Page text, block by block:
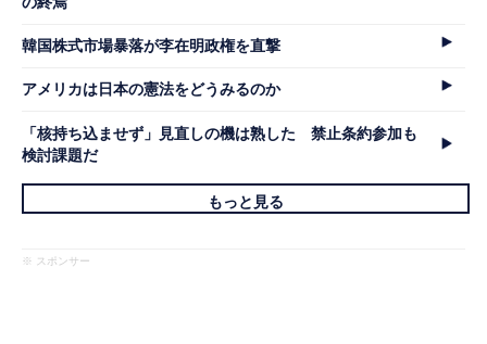
韓国株式市場暴落が李在明政権を直撃
アメリカは日本の憲法をどうみるのか
「核持ち込ませず」見直しの機は熟した 禁止条約参加も
検討課題だ
もっと見る
※ スポンサー